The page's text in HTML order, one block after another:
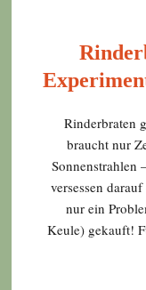
Rinderbraten
braucht nur
Sonnenstrahlen
versessen
nur ein
Keule) gekauft!